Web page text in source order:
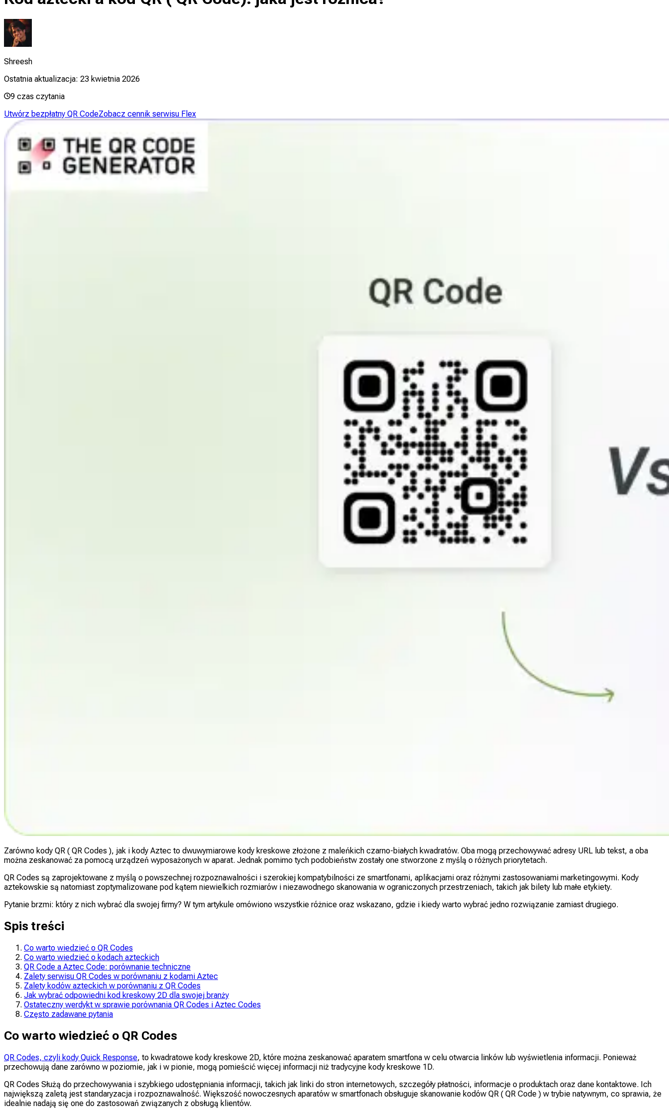
Shreesh
Ostatnia aktualizacja: 23 kwietnia 2026
9 czas czytania
Utwórz bezpłatny QR CodeZobacz cennik serwisu Flex
Zarówno kody QR ( QR Codes ), jak i kody Aztec to dwuwymiarowe kody kreskowe złożone z maleńkich czarno-białych kwadratów. Oba mogą przechowywać adresy URL lub tekst, a oba
można zeskanować za pomocą urządzeń wyposażonych w aparat. Jednak pomimo tych podobieństw zostały one stworzone z myślą o różnych priorytetach.
QR Codes są zaprojektowane z myślą o powszechnej rozpoznawalności i szerokiej kompatybilności ze smartfonami, aplikacjami oraz różnymi zastosowaniami marketingowymi. Kody
aztekowskie są natomiast zoptymalizowane pod kątem niewielkich rozmiarów i niezawodnego skanowania w ograniczonych przestrzeniach, takich jak bilety lub małe etykiety.
Pytanie brzmi: który z nich wybrać dla swojej firmy? W tym artykule omówiono wszystkie różnice oraz wskazano, gdzie i kiedy warto wybrać jedno rozwiązanie zamiast drugiego.
Spis treści
Co warto wiedzieć o QR Codes
Co warto wiedzieć o kodach azteckich
QR Code a Aztec Code: porównanie techniczne
Zalety serwisu QR Codes w porównaniu z kodami Aztec
Zalety kodów azteckich w porównaniu z QR Codes
Jak wybrać odpowiedni kod kreskowy 2D dla swojej branży
Ostateczny werdykt w sprawie porównania QR Codes i Aztec Codes
Często zadawane pytania
Co warto wiedzieć o QR Codes
QR Codes, czyli kody Quick Response, to kwadratowe kody kreskowe 2D, które można zeskanować aparatem smartfona w celu otwarcia linków lub wyświetlenia informacji. Ponieważ
przechowują dane zarówno w poziomie, jak i w pionie, mogą pomieścić więcej informacji niż tradycyjne kody kreskowe 1D.
QR Codes Służą do przechowywania i szybkiego udostępniania informacji, takich jak linki do stron internetowych, szczegóły płatności, informacje o produktach oraz dane kontaktowe. Ich
największą zaletą jest standaryzacja i rozpoznawalność. Większość nowoczesnych aparatów w smartfonach obsługuje skanowanie kodów QR ( QR Code ) w trybie natywnym, co sprawia, że
idealnie nadają się one do zastosowań związanych z obsługą klientów.